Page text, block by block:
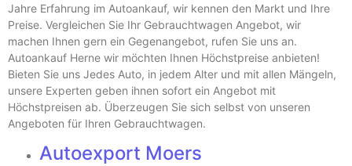
Jahre Erfahrung im Autoankauf, wir kennen den Markt und Ihre
Preise. Vergleichen Sie Ihr Gebrauchtwagen Angebot, wir
machen Ihnen gern ein Gegenangebot, rufen Sie uns an.
Autoankauf Herne wir möchten Ihnen Höchstpreise anbieten!
Bieten Sie uns Jedes Auto, in jedem Alter und mit allen Mängeln,
unsere Experten geben ihnen sofort ein Angebot mit
Höchstpreisen ab. Überzeugen Sie sich selbst von unseren
Angeboten für Ihren Gebrauchtwagen.
Autoexport Moers